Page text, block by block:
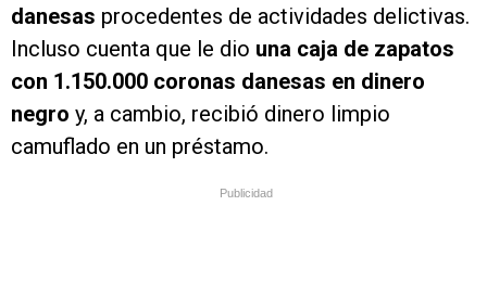
danesas procedentes de actividades delictivas.
Incluso cuenta que le dio una caja de zapatos
con 1.150.000 coronas danesas en dinero
negro y, a cambio, recibió dinero limpio
camuflado en un préstamo.
Publicidad